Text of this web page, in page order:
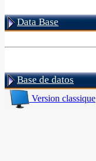
Data Base
Base de datos
Version classique